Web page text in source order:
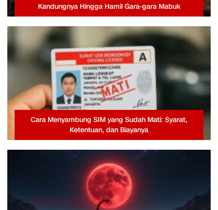
Kandungnya Hingga Hamil Gara-gara Mabuk
Cara Menyambung SIM yang Sudah Mati: Syarat,
Ketentuan, dan Biayanya